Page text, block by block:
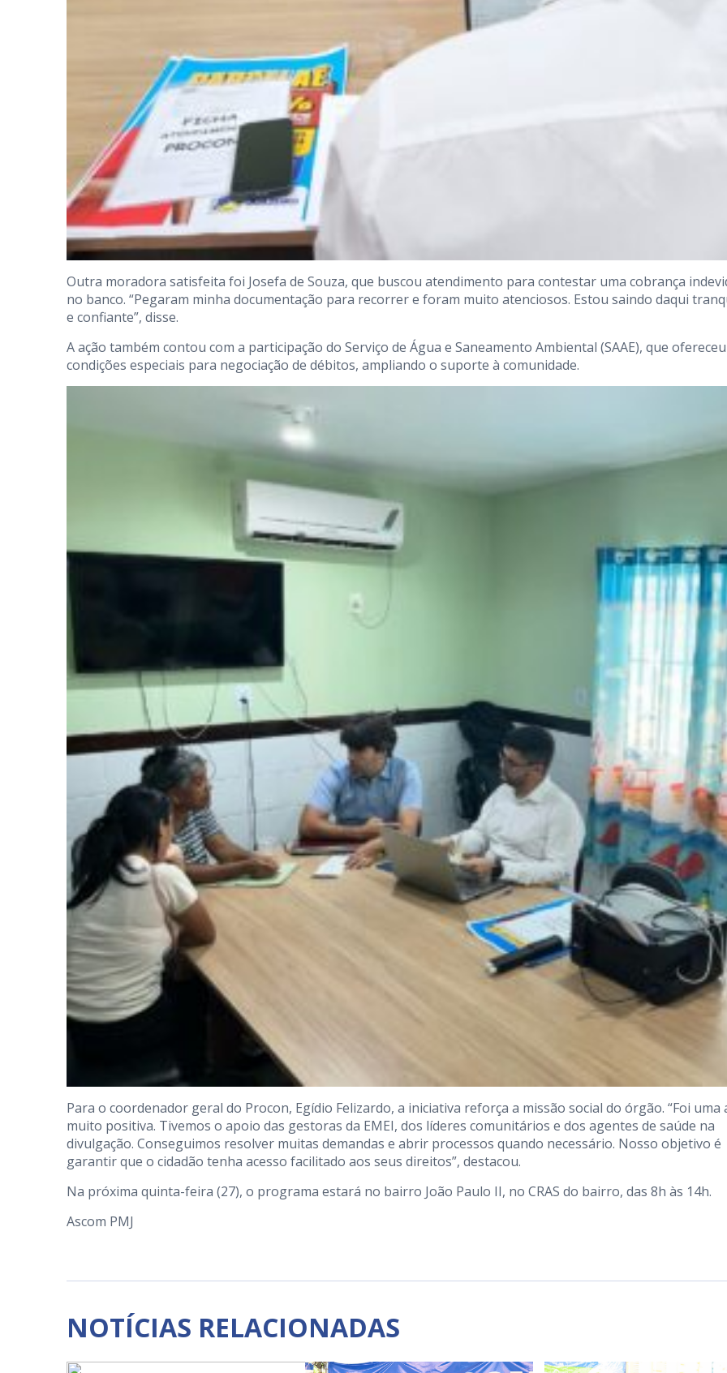
Outra moradora satisfeita foi Josefa de Souza, que buscou atendimento para contestar uma cobrança
no banco. “Pegaram minha documentação para recorrer e foram muito atenciosos. Estou saindo daqui
e confiante”, disse.
A ação também contou com a participação do Serviço de Água e Saneamento Ambiental (SAAE), que ofereceu
condições especiais para negociação de débitos, ampliando o suporte à comunidade.
Para o coordenador geral do Procon, Egídio Felizardo, a iniciativa reforça a missão social do órgão. “Foi uma
muito positiva. Tivemos o apoio das gestoras da EMEI, dos líderes comunitários e dos agentes de saúde na
divulgação. Conseguimos resolver muitas demandas e abrir processos quando necessário. Nosso objetivo é
garantir que o cidadão tenha acesso facilitado aos seus direitos”, destacou.
Na próxima quinta-feira (27), o programa estará no bairro João Paulo II, no CRAS do bairro, das 8h às 14h.
Ascom PMJ
NOTÍCIAS RELACIONADAS